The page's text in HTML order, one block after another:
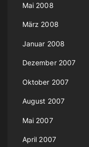
Mai 2008
März 2008
Januar 2008
Dezember 2007
Oktober 2007
August 2007
Mai 2007
April 2007